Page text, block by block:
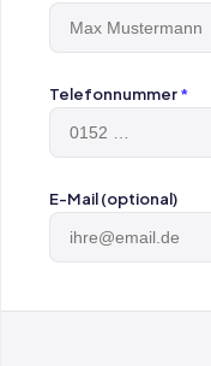
Telefonnummer*
E-Mail (optional)